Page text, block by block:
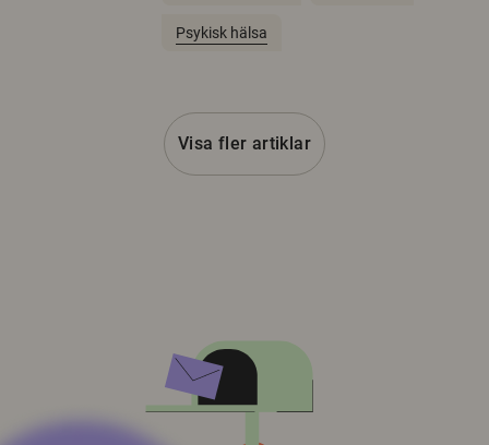
Psykisk hälsa
Visa fler artiklar